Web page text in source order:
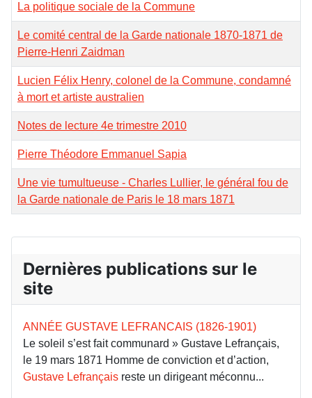
La politique sociale de la Commune
Le comité central de la Garde nationale 1870-1871 de
Pierre-Henri Zaidman
Lucien Félix Henry, colonel de la Commune, condamné
à mort et artiste australien
Notes de lecture 4e trimestre 2010
Pierre Théodore Emmanuel Sapia
Une vie tumultueuse - Charles Lullier, le général fou de
la Garde nationale de Paris le 18 mars 1871
Dernières publications sur le
site
ANNÉE GUSTAVE LEFRANCAIS (1826-1901)
Le soleil s’est fait communard » Gustave Lefrançais,
le 19 mars 1871 Homme de conviction et d’action,
Gustave Lefrançais reste un dirigeant méconnu...